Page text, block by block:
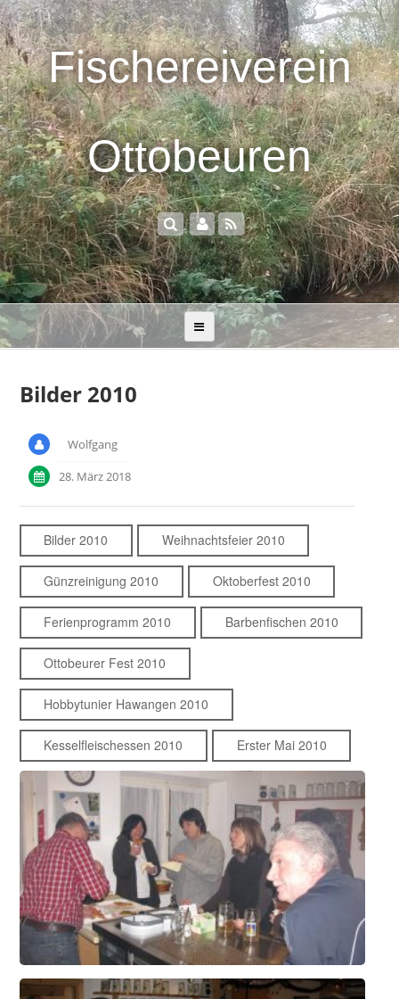
Fischereiverein
Ottobeuren
Bilder 2010
Wolfgang
28. März 2018
Bilder 2010 Weihnachtsfeier 2010
Günzreinigung 2010 Oktoberfest 2010
Ferienprogramm 2010 Barbenfischen 2010
Ottobeurer Fest 2010
Hobbytunier Hawangen 2010
Kesselfleischessen 2010 Erster Mai 2010